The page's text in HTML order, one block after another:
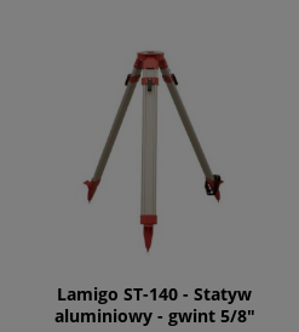
Lamigo ST-140 - Statyw
aluminiowy - gwint 5/8"